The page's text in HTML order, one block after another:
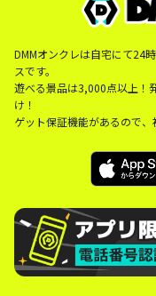
DMMオンクレは自宅にて24
スです。
遊べる景品は3,000点以上！
け！
ゲット保証機能があるので、